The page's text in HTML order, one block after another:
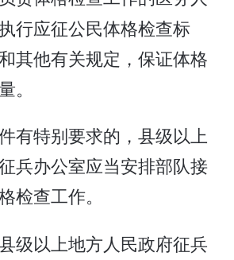
行应征公民体格检查标
其他有关规定，保证体格
。
有特别要求的，县级以上
兵办公室应当安排部队接
检查工作。
级以上地方人民政府征兵